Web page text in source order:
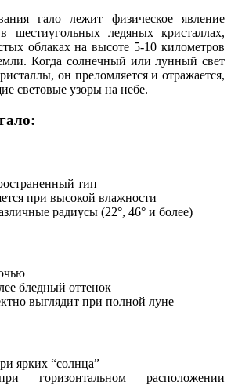
гало лежит физическое явление
шестиугольных ледяных кристаллах,
облаках на высоте 5-10 километров
Когда солнечный или лунный свет
он преломляется и отражается,
световые узоры на небе.
тип
при высокой влажности
радиусы (22°, 46° и более)
бледный оттенок
выглядит при полной луне
ярких “солнца”
горизонтальном расположении